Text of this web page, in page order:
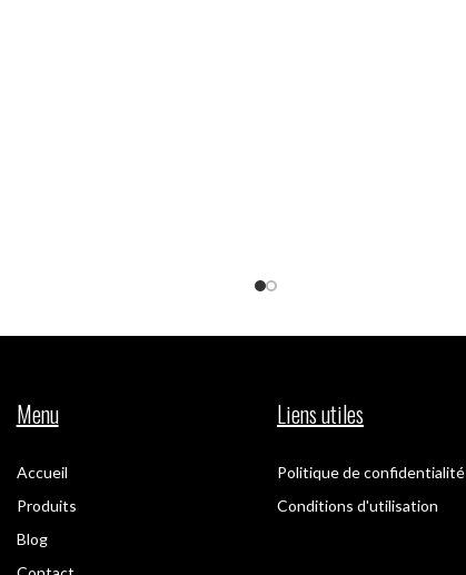
Menu
Accueil
Produits
Blog
Liens utiles
Politique de confidentialité
Conditions d'utilisation